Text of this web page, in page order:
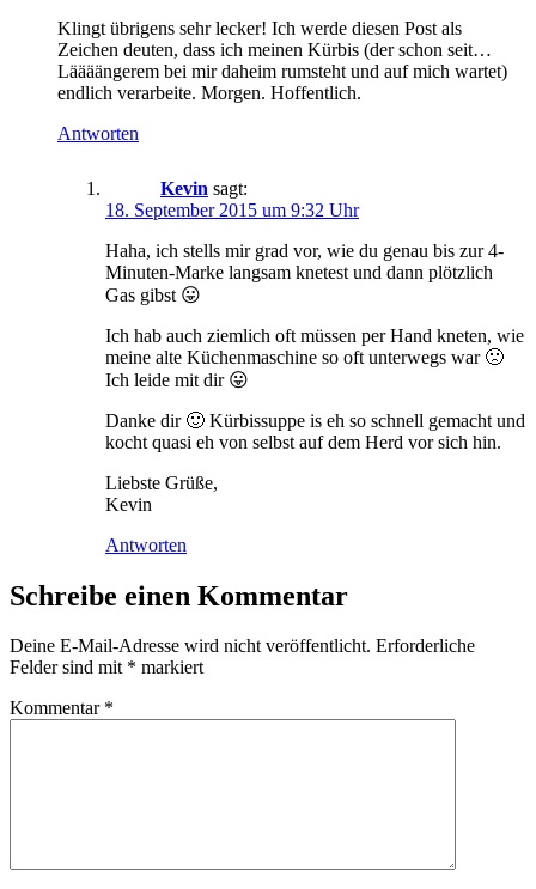
Klingt übrigens sehr lecker! Ich werde diesen Post als
Zeichen deuten, dass ich meinen Kürbis (der schon seit…
Läääängerem bei mir daheim rumsteht und auf mich wartet)
endlich verarbeite. Morgen. Hoffentlich.
Antworten
Kevin sagt:
18. September 2015 um 9:32 Uhr
Haha, ich stells mir grad vor, wie du genau bis zur 4-
Minuten-Marke langsam knetest und dann plötzlich
Gas gibst 😛
Ich hab auch ziemlich oft müssen per Hand kneten, wie
meine alte Küchenmaschine so oft unterwegs war 🙁
Ich leide mit dir 😛
Danke dir 🙂 Kürbissuppe is eh so schnell gemacht und
kocht quasi eh von selbst auf dem Herd vor sich hin.
Liebste Grüße,
Kevin
Antworten
Schreibe einen Kommentar
Deine E-Mail-Adresse wird nicht veröffentlicht. Erforderliche
Felder sind mit * markiert
Kommentar *